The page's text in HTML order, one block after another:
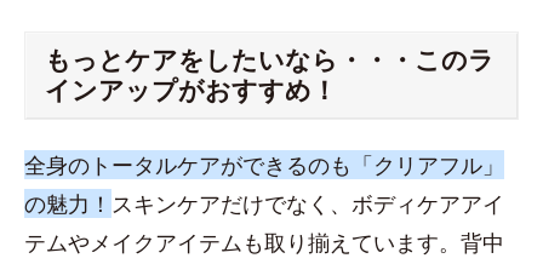
もっとケアをしたいなら・・・このラ
インアップがおすすめ！
全身のトータルケアができるのも「クリアフル」
の魅力！ スキンケアだけでなく、ボディケアアイ
テムやメイクアイテムも取り揃えています。背中